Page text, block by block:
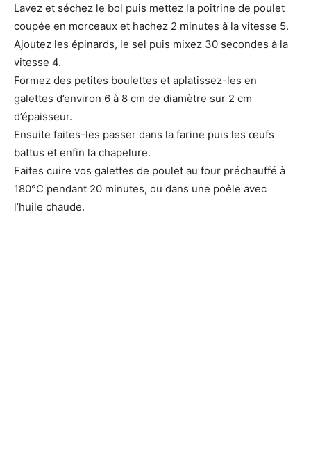
Lavez et séchez le bol puis mettez la poitrine de poulet
coupée en morceaux et hachez 2 minutes à la vitesse 5.
Ajoutez les épinards, le sel puis mixez 30 secondes à la
vitesse 4.
Formez des petites boulettes et aplatissez-les en
galettes d’environ 6 à 8 cm de diamètre sur 2 cm
d’épaisseur.
Ensuite faites-les passer dans la farine puis les œufs
battus et enfin la chapelure.
Faites cuire vos galettes de poulet au four préchauffé à
180°C pendant 20 minutes, ou dans une poêle avec
l’huile chaude.